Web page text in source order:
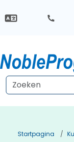
Startpagina